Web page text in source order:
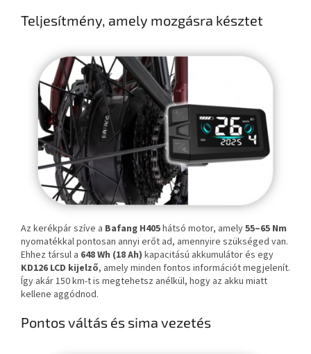
Teljesítmény, amely mozgásra késztet
Az kerékpár szíve a Bafang H405hátsó motor, amely55–65 Nm
nyomatékkal pontosan annyi erőt ad, amennyire szükséged van.
Ehhez társul a 648 Wh (18 Ah) kapacitású akkumulátor és egy
KD126 LCD kijelző, amely minden fontos információt megjelenít.
Így akár 150 km-t is megtehetsz anélkül, hogy az akku miatt
kellene aggódnod.
Pontos váltás és sima vezetés